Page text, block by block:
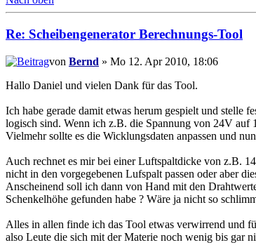
Re: Scheibengenerator Berechnungs-Tool
von Bernd » Mo 12. Apr 2010, 18:06
Hallo Daniel und vielen Dank für das Tool.
Ich habe gerade damit etwas herum gespielt und stelle
logisch sind. Wenn ich z.B. die Spannung von 24V auf
Vielmehr sollte es die Wicklungsdaten anpassen und
Auch rechnet es mir bei einer Luftspaltdicke von z.B.
nicht in den vorgegebenen Lufspalt passen oder aber
Anscheinend soll ich dann von Hand mit den
Schenkelhöhe gefunden habe ? Wäre ja nicht so
Alles in allen finde ich das Tool etwas verwirrend und
also Leute die sich mit der Materie noch wenig bis gar